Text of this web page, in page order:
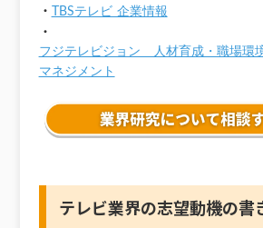
・
TBSテレビ 企業情報
・
フジテレビジョン 人材育成・職場環
マネジメント
テレビ業界の志望動機の書